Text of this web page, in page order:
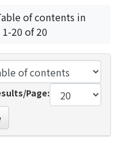
of contents in
20 of 20
Page: